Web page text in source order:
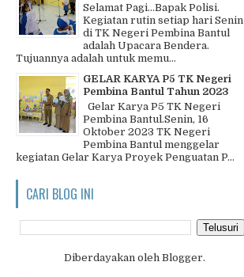
Selamat Pagi…Bapak Polisi.
Kegiatan rutin setiap hari Senin
di TK Negeri Pembina Bantul
adalah Upacara Bendera.
Tujuannya adalah untuk memu...
GELAR KARYA P5 TK Negeri
Pembina Bantul Tahun 2023
Gelar Karya P5 TK Negeri
Pembina Bantul.Senin, 16
Oktober 2023 TK Negeri
Pembina Bantul menggelar
kegiatan Gelar Karya Proyek Penguatan P...
CARI BLOG INI
Diberdayakan oleh Blogger.